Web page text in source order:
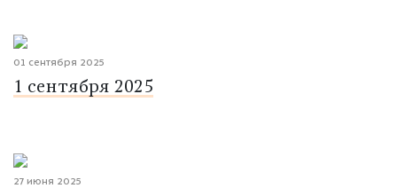
01 сентября 2025
1 сентября 2025
27 июня 2025